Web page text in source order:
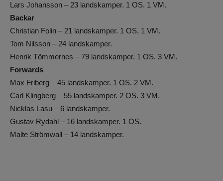
Lars Johansson – 23 landskamper. 1 OS. 1 VM.
Backar
Christian Folin – 21 landskamper. 1 OS. 1 VM.
Tom Nilsson – 24 landskamper.
Henrik Tömmernes – 79 landskamper. 1 OS. 3 VM.
Forwards
Max Friberg – 45 landskamper. 1 OS. 2 VM.
Carl Klingberg – 55 landskamper. 2 OS. 3 VM.
Nicklas Lasu – 6 landskamper.
Gustav Rydahl – 16 landskamper. 1 OS.
Malte Strömwall – 14 landskamper.